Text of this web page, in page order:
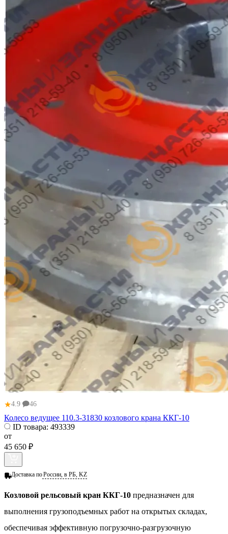
★4.9 46
Колесо ведущее 110.3-31830 козлового крана ККГ-10
ID товара: 493339
от
45 650 ₽
Доставка поРоссии, в РБ, KZ
Козловой рельсовый кран ККГ-10 предназначен для
выполнения грузоподъемных работ на открытых складах,
обеспечивая эффективную погрузочно-разгрузочную